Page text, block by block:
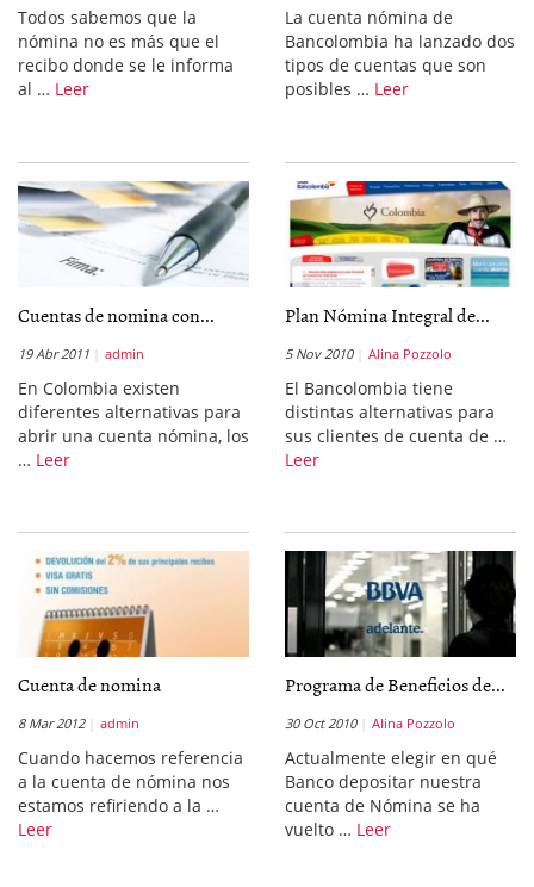
Todos sabemos que la
nómina no es más que el
recibo donde se le informa
al … Leer
La cuenta nómina de
Bancolombia ha lanzado dos
tipos de cuentas que son
posibles … Leer
Cuentas de nomina con...
19 Abr 2011 admin
En Colombia existen
diferentes alternativas para
abrir una cuenta nómina, los
… Leer
Plan Nómina Integral de...
5 Nov 2010 Alina Pozzolo
El Bancolombia tiene
distintas alternativas para
sus clientes de cuenta de …
Leer
Cuenta de nomina
8 Mar 2012 admin
Cuando hacemos referencia
a la cuenta de nómina nos
estamos refiriendo a la …
Leer
Programa de Beneficios de...
30 Oct 2010 Alina Pozzolo
Actualmente elegir en qué
Banco depositar nuestra
cuenta de Nómina se ha
vuelto … Leer